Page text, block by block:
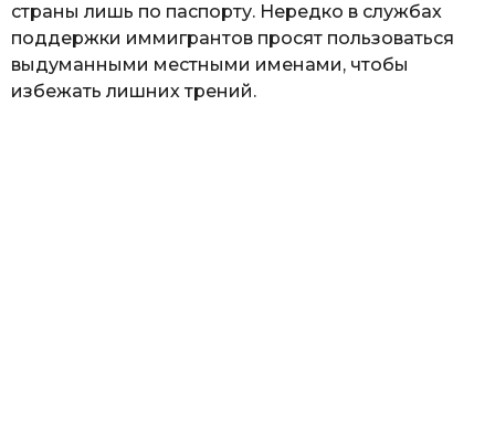
страны лишь по паспорту. Нередко в службах
поддержки иммигрантов просят пользоваться
выдуманными местными именами, чтобы
избежать лишних трений.